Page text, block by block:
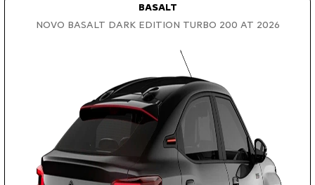
BASALT
NOVO BASALT DARK EDITION TURBO 200 AT 2026